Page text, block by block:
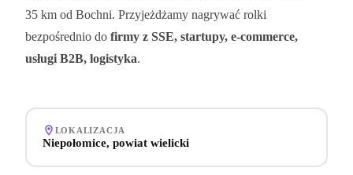
35 km od Bochni. Przyjeżdżamy nagrywać rolki
bezpośrednio do firmy z SSE, startupy, e-commerce,
usługi B2B, logistyka.
LOKALIZACJA
Niepołomice, powiat wielicki